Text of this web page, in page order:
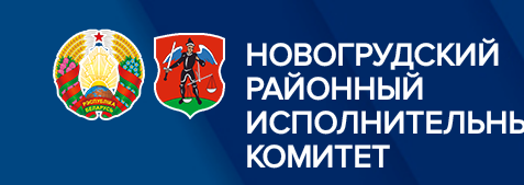
НОВОГРУДСКИЙ
РАЙОННЫЙ
КОМИТЕТ